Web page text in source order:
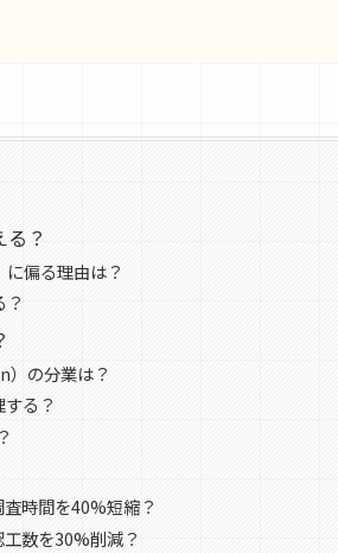
？
偏る理由は？
の分業は？
る？
時間を40%短縮？
数を30%削減？